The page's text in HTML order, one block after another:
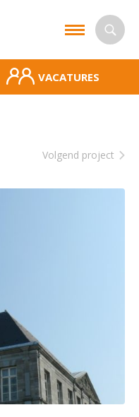
VACATURES
Volgend project